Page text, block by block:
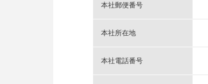
本社郵便番号
本社所在地
本社電話番号